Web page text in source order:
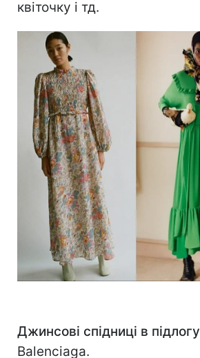
квіточку і тд.
Джинсові спідниці в підлогу
Balenciaga.